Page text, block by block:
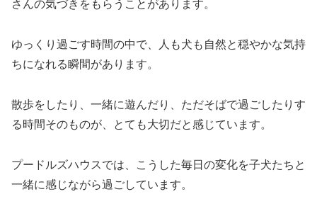
さんの気づきをもらうことがあります。
ゆっくり過ごす時間の中で、人も犬も自然と穏やかな気持
ちになれる瞬間があります。
散歩をしたり、一緒に遊んだり、ただそばで過ごしたりす
る時間そのものが、とても大切だと感じています。
プードルズハウスでは、こうした毎日の変化を子犬たちと
一緒に感じながら過ごしています。